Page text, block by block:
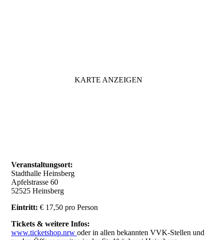
KARTE ANZEIGEN
Veranstaltungsort:
Stadthalle Heinsberg
Apfelstrasse 60
52525 Heinsberg
Eintritt: € 17,50 pro Person
Tickets & weitere Infos:
www.ticketshop.nrw oder in allen bekannten VVK-Stellen und